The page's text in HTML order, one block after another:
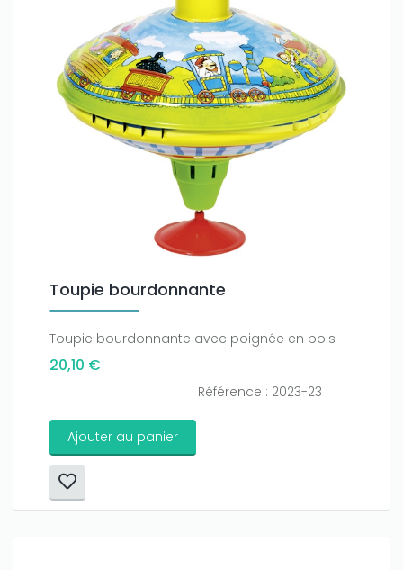
Toupie bourdonnante
Toupie bourdonnante avec poignée en bois
20,10 €
Référence : 2023-23
Ajouter au panier